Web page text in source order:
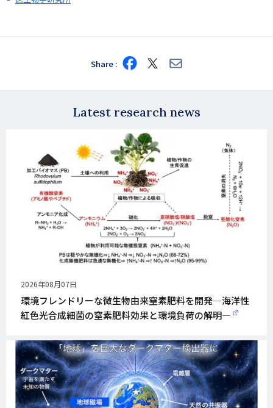
Share Share
on
Share
on
Share
via
Latest research news
公
開
日
2026年08月07日
環境フレンドリーな微生物由来窒素肥料を開発―海洋性
紅色光合成細菌の窒素肥料効果と環境負荷の解明―